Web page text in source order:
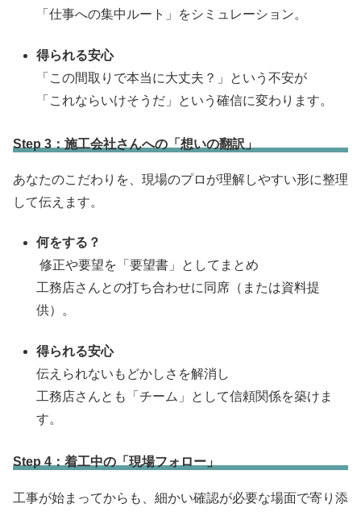
「仕事への集中ルート」をシミュレーション。
得られる安心
「この間取りで本当に大丈夫？」という不安が
「これならいけそうだ」という確信に変わります。
Step 3：施工会社さんへの「想いの翻訳」
あなたのこだわりを、現場のプロが理解しやすい形に整理
して伝えます。
何をする？
修正や要望を「要望書」としてまとめ
工務店さんとの打ち合わせに同席（または資料提
供）。
得られる安心
伝えられないもどかしさを解消し
工務店さんとも「チーム」として信頼関係を築けま
す。
Step 4：着工中の「現場フォロー」
工事が始まってからも、細かい確認が必要な場面で寄り添